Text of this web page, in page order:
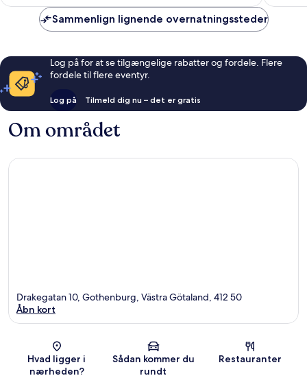
anmeldelser
Sammenlign lignende overnatningssteder
Log på for at se tilgængelige rabatter og fordele. Flere
fordele til flere eventyr.
Log på Tilmeld dig nu – det er gratis
Om området
Kort
Drakegatan 10, Gothenburg, Västra Götaland, 412 50
Åbn kort
Hvad ligger i
nærheden?
Sådan kommer du
rundt
Restauranter